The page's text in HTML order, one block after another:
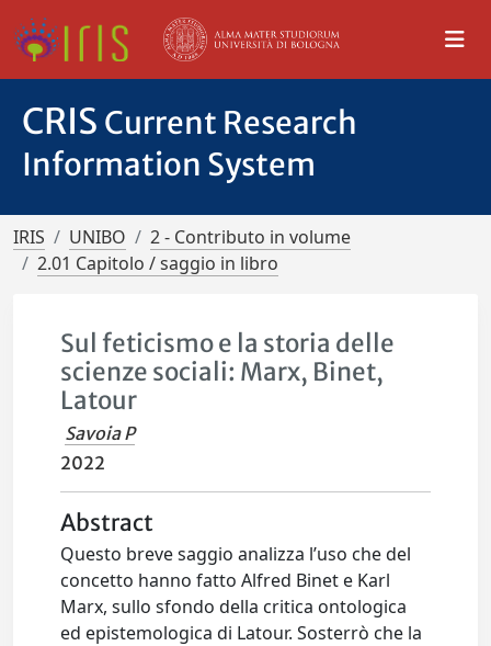
CRIS Current Research
Information System
IRIS UNIBO
2 - Contributo in volume
2.01 Capitolo / saggio in libro
Sul feticismo e la storia delle
scienze sociali: Marx, Binet,
Latour
Savoia P
2022
Abstract
Questo breve saggio analizza l’uso che del
concetto hanno fatto Alfred Binet e Karl
Marx, sullo sfondo della critica ontologica
ed epistemologica di Latour. Sosterrò che la